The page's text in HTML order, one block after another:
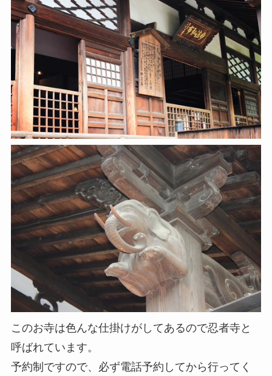
このお寺は色んな仕掛けがしてあるので忍者寺と
呼ばれています。
予約制ですので、必ず電話予約してから行ってく